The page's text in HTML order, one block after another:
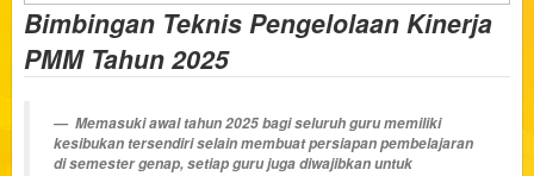
Bimbingan Teknis Pengelolaan Kinerja
PMM Tahun 2025
Memasuki awal tahun 2025 bagi seluruh guru memiliki
kesibukan tersendiri selain membuat persiapan pembelajaran
di semester genap, setiap guru juga diwajibkan untuk